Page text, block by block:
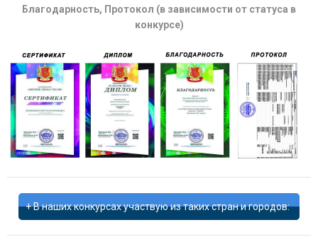
Благодарность, Протокол (в зависимости от статуса в
конкурсе)
В наших конкурсах участвую из таких стран и городов: